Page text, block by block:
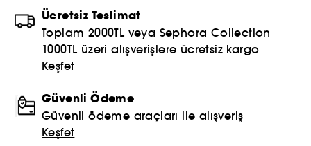
Ücretsiz Teslimat
Toplam 2000TL veya Sephora Collection
1000TL üzeri alışverişlere ücretsiz kargo
Keşfet
Güvenli Ödeme
Güvenli ödeme araçları ile alışveriş
Keşfet